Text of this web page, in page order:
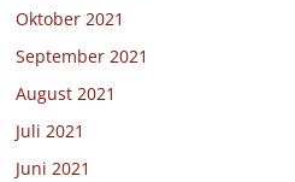
Oktober 2021
September 2021
August 2021
Juli 2021
Juni 2021